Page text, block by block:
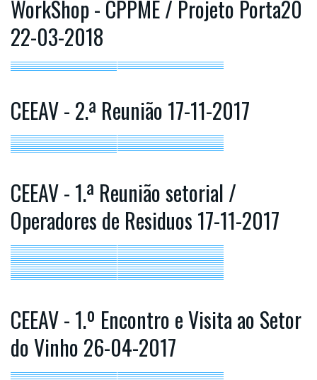
WorkShop - CPPME / Projeto Porta20
22-03-2018
CEEAV - 2.ª Reunião 17-11-2017
CEEAV - 1.ª Reunião setorial /
Operadores de Residuos 17-11-2017
CEEAV - 1.º Encontro e Visita ao Setor
do Vinho 26-04-2017